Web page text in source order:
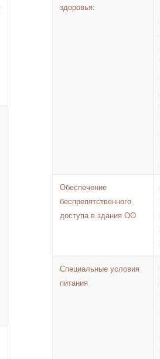
здоровья:
Обеспечение
беспрепятственного
доступа в здания ОО
Специальные условия
питания